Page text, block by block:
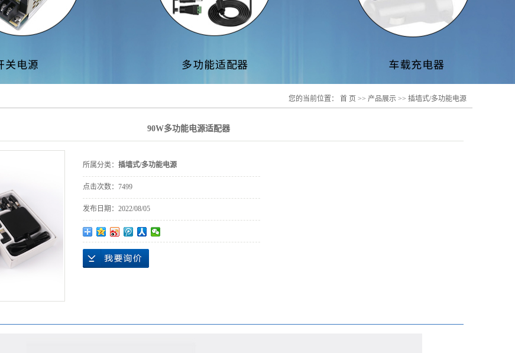
配器
您的当前位置： 首 页 >> 产品展示 >> 插墙式/多功能电源
90W多功能电源适配器
所属分类： 插墙式/多功能电源
点击次数： 7499
发布日期： 2022/08/05